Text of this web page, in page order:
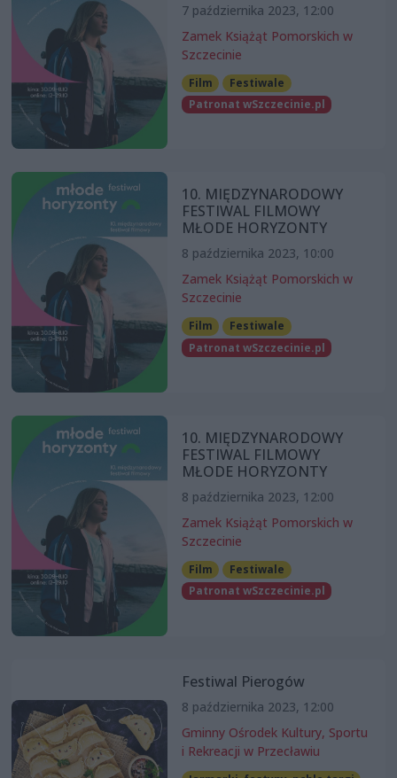
7 października 2023, 12:00
Zamek Książąt Pomorskich w
Szczecinie
Film
Festiwale
Patronat wSzczecinie.pl
10. MIĘDZYNARODOWY
FESTIWAL FILMOWY
MŁODE HORYZONTY
8 października 2023, 10:00
Zamek Książąt Pomorskich w
Szczecinie
Film
Festiwale
Patronat wSzczecinie.pl
10. MIĘDZYNARODOWY
FESTIWAL FILMOWY
MŁODE HORYZONTY
8 października 2023, 12:00
Zamek Książąt Pomorskich w
Szczecinie
Film
Festiwale
Patronat wSzczecinie.pl
Festiwal Pierogów
8 października 2023, 12:00
Gminny Ośrodek Kultury, Sportu
i Rekreacji w Przecławiu